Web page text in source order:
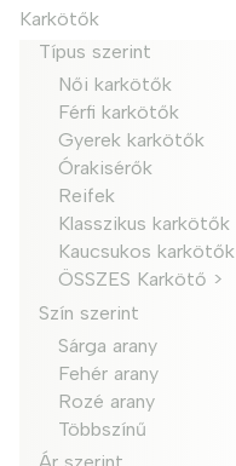
Karkötők
Típus szerint
Női karkötők
Férfi karkötők
Gyerek karkötők
Órakisérők
Reifek
Klasszikus karkötők
Kaucsukos karkötők
ÖSSZES Karkötő >
Szín szerint
Sárga arany
Fehér arany
Rozé arany
Többszínű